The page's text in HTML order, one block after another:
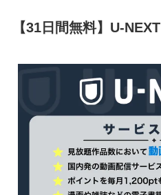
【31日間無料】U-NEXT